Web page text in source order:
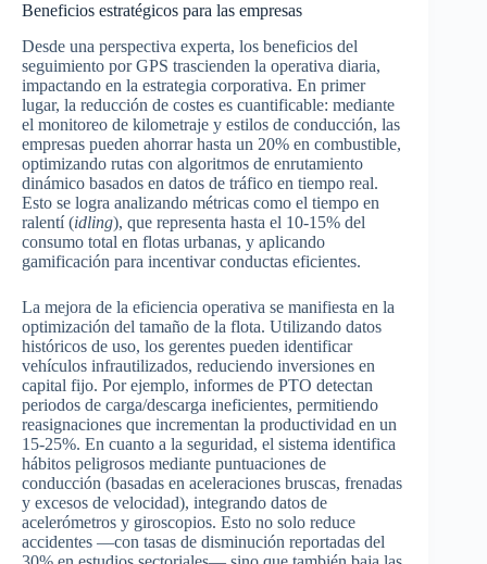
Beneficios estratégicos para las empresas
Desde una perspectiva experta, los beneficios del
seguimiento por GPS trascienden la operativa diaria,
impactando en la estrategia corporativa. En primer
lugar, la reducción de costes es cuantificable: mediante
el monitoreo de kilometraje y estilos de conducción, las
empresas pueden ahorrar hasta un 20% en combustible,
optimizando rutas con algoritmos de enrutamiento
dinámico basados en datos de tráfico en tiempo real.
Esto se logra analizando métricas como el tiempo en
ralentí (idling), que representa hasta el 10-15% del
consumo total en flotas urbanas, y aplicando
gamificación para incentivar conductas eficientes.
La mejora de la eficiencia operativa se manifiesta en la
optimización del tamaño de la flota. Utilizando datos
históricos de uso, los gerentes pueden identificar
vehículos infrautilizados, reduciendo inversiones en
capital fijo. Por ejemplo, informes de PTO detectan
periodos de carga/descarga ineficientes, permitiendo
reasignaciones que incrementan la productividad en un
15-25%. En cuanto a la seguridad, el sistema identifica
hábitos peligrosos mediante puntuaciones de
conducción (basadas en aceleraciones bruscas, frenadas
y excesos de velocidad), integrando datos de
acelerómetros y giroscopios. Esto no solo reduce
accidentes —con tasas de disminución reportadas del